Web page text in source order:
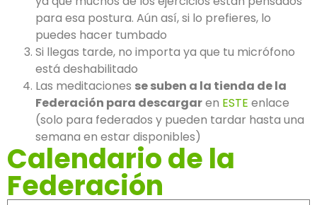
para esa postura. Aún así, si lo prefieres, lo
puedes hacer tumbado
Si llegas tarde, no importa ya que tu micrófono
está deshabilitado
Las meditaciones se suben a la tienda de la
Federación para descargaren ESTE enlace
(solo para federados y pueden tardar hasta una
semana en estar disponibles)
Calendario de la
Federación